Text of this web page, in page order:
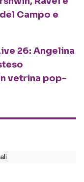
Campo e
26: Angelina
vetrina pop-